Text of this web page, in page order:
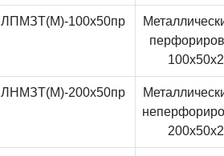
ЛПМЗТ(М)-100x50пр
ЛНМЗТ(М)-200x50пр